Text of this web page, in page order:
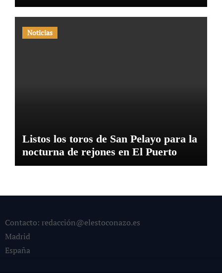
Noticias
Listos los toros de San Pelayo para la
nocturna de rejones en El Puerto
Contacto: redacción@elestoconazo.es
Madrid
España